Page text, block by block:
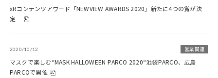
xRコンテンツアワード「NEWVIEW AWARDS 2020」新たに4つの賞が決
定
2020/10/12 営業関連
マスクで楽しむ“MASK HALLOWEEN PARCO 2020“池袋PARCO、広島
PARCOで開催